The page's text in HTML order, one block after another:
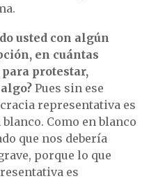
usted con algún
en cuántas
protestar,
Pues sin ese
representativa es
Como en blanco
que nos debería
porque lo que
es